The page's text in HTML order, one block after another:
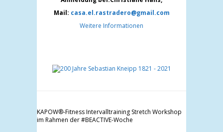
Mail: casa.el.rastradero@gmail.com
Weitere Informationen
KAPOW®-Fitness Intervalltraining Stretch Workshop
im Rahmen der #BEACTIVE-Woche